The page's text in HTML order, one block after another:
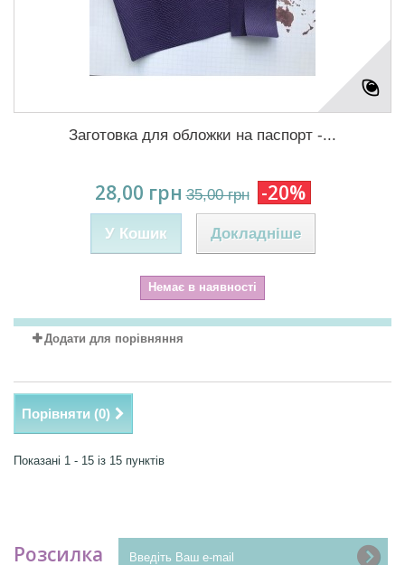
Заготовка для обложки на паспорт -...
28,00 грн 35,00 грн -20%
У Кошик Докладніше
Немає в наявності
Додати для порівняння
Порівняти (0)
Показані 1 - 15 із 15 пунктів
Розсилка